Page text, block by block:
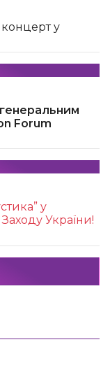
у
Forum
у
України!